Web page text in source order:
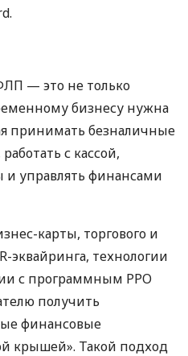
— это не только
бизнесу нужна
принимать безналичные
с кассой,
и управлять финансами
карты, торгового и
эквайринга, технологии
с программным РРО
получить
финансовые
крышей». Такой подход